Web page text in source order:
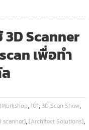
Scanner
เพื่อทำ
,101,3D Scan Show,
scanner],[Architect Solutions],